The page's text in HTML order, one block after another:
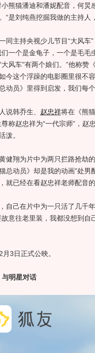
小熊猫潘迪和潘妮配音，何
“是刘纯燕挖掘我做的主持人
主持央视少儿节目“大风车”
们一个是金龟子，一个是毛毛
风车"有两个娘们。”他称赞
今这个浮躁的电影圈里很不
动员》里得到启发，我们每
韩乔生、 赵忠祥将在《熊
称赵忠祥为“一代宗师”，赵
泼。
翔为片中为两只拦路抢劫的
总动员》却是我的动画"处男
就已经在看赵忠祥老师配音
己在片中为一只活了几千年
意往老里装，我都没想到自
3日正式公映。
明星对话